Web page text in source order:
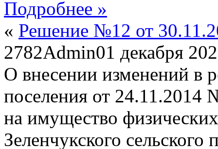
Подробнее »
« Решение №12 от
2782Admin01 декабря
О внесении изменений в
поселения от 24.11.2014
на имущество
Зеленчукского сельского